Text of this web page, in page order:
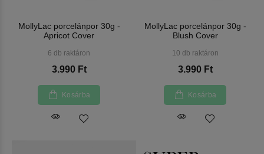
MollyLac porcelánpor 30g -
Apricot Cover
6 db raktáron
3.990 Ft
Kosárba
MollyLac porcelánpor 30g -
Blush Cover
10 db raktáron
3.990 Ft
Kosárba